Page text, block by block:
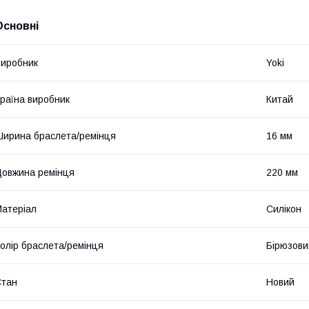
Yoki
виробник Китай
браслета/ремінця 16 мм
ремінця 220 мм
Силікон
браслета/ремінця
Новий